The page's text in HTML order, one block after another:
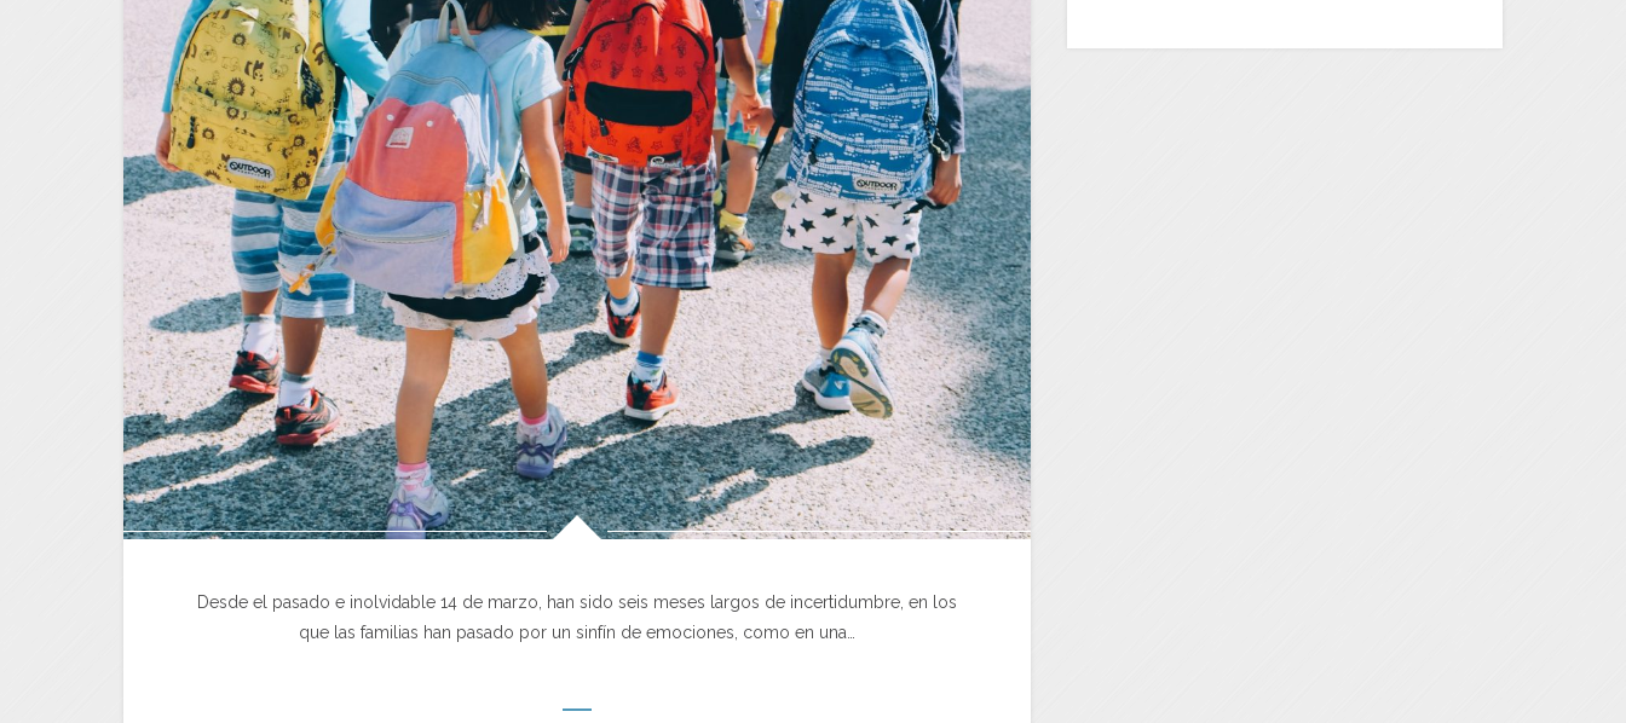
Desde el pasado e inolvidable 14 de marzo, han sido seis meses largos de incertidumbre, en los
que las familias han pasado por un sinfín de emociones, como en una…